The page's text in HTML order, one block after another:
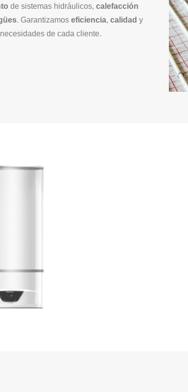
de sistemas hidráulicos, calefacción
. Garantizamos eficiencia, calidad y
de cada cliente.